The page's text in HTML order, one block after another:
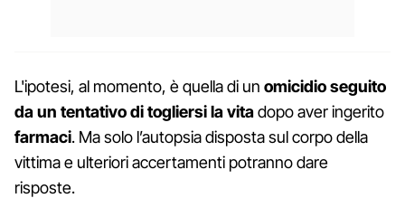
L'ipotesi, al momento, è quella di un omicidio seguito
da un tentativo di togliersi la vitadopo aver ingerito
farmaci. Ma solo l’autopsia disposta sul corpo della
vittima e ulteriori accertamenti potranno dare
risposte.